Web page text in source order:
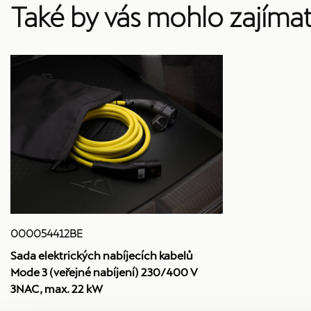
Také by vás mohlo
000054412BE
Sada elektrických nabíjecích kabelů
Mode 3 (veřejné nabíjení) 230/400 V
3NAC, max. 22 kW